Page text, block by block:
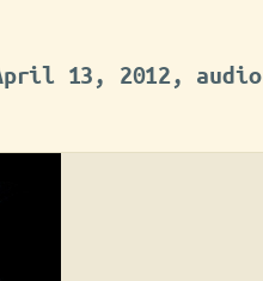
13, 2012, audio